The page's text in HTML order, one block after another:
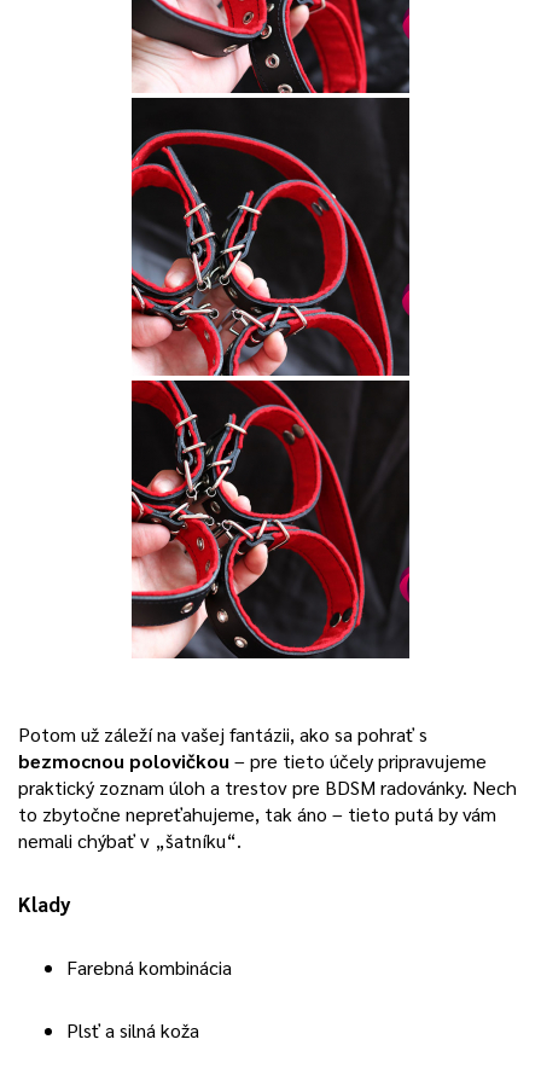
Potom už záleží na vašej fantázii, ako sa pohrať s
bezmocnou polovičkou – pre tieto účely pripravujeme
praktický zoznam úloh a trestov pre BDSM radovánky. Nech
to zbytočne nepreťahujeme, tak áno – tieto putá by vám
nemali chýbať v „šatníku“.
Klady
Farebná kombinácia
Plsť a silná koža